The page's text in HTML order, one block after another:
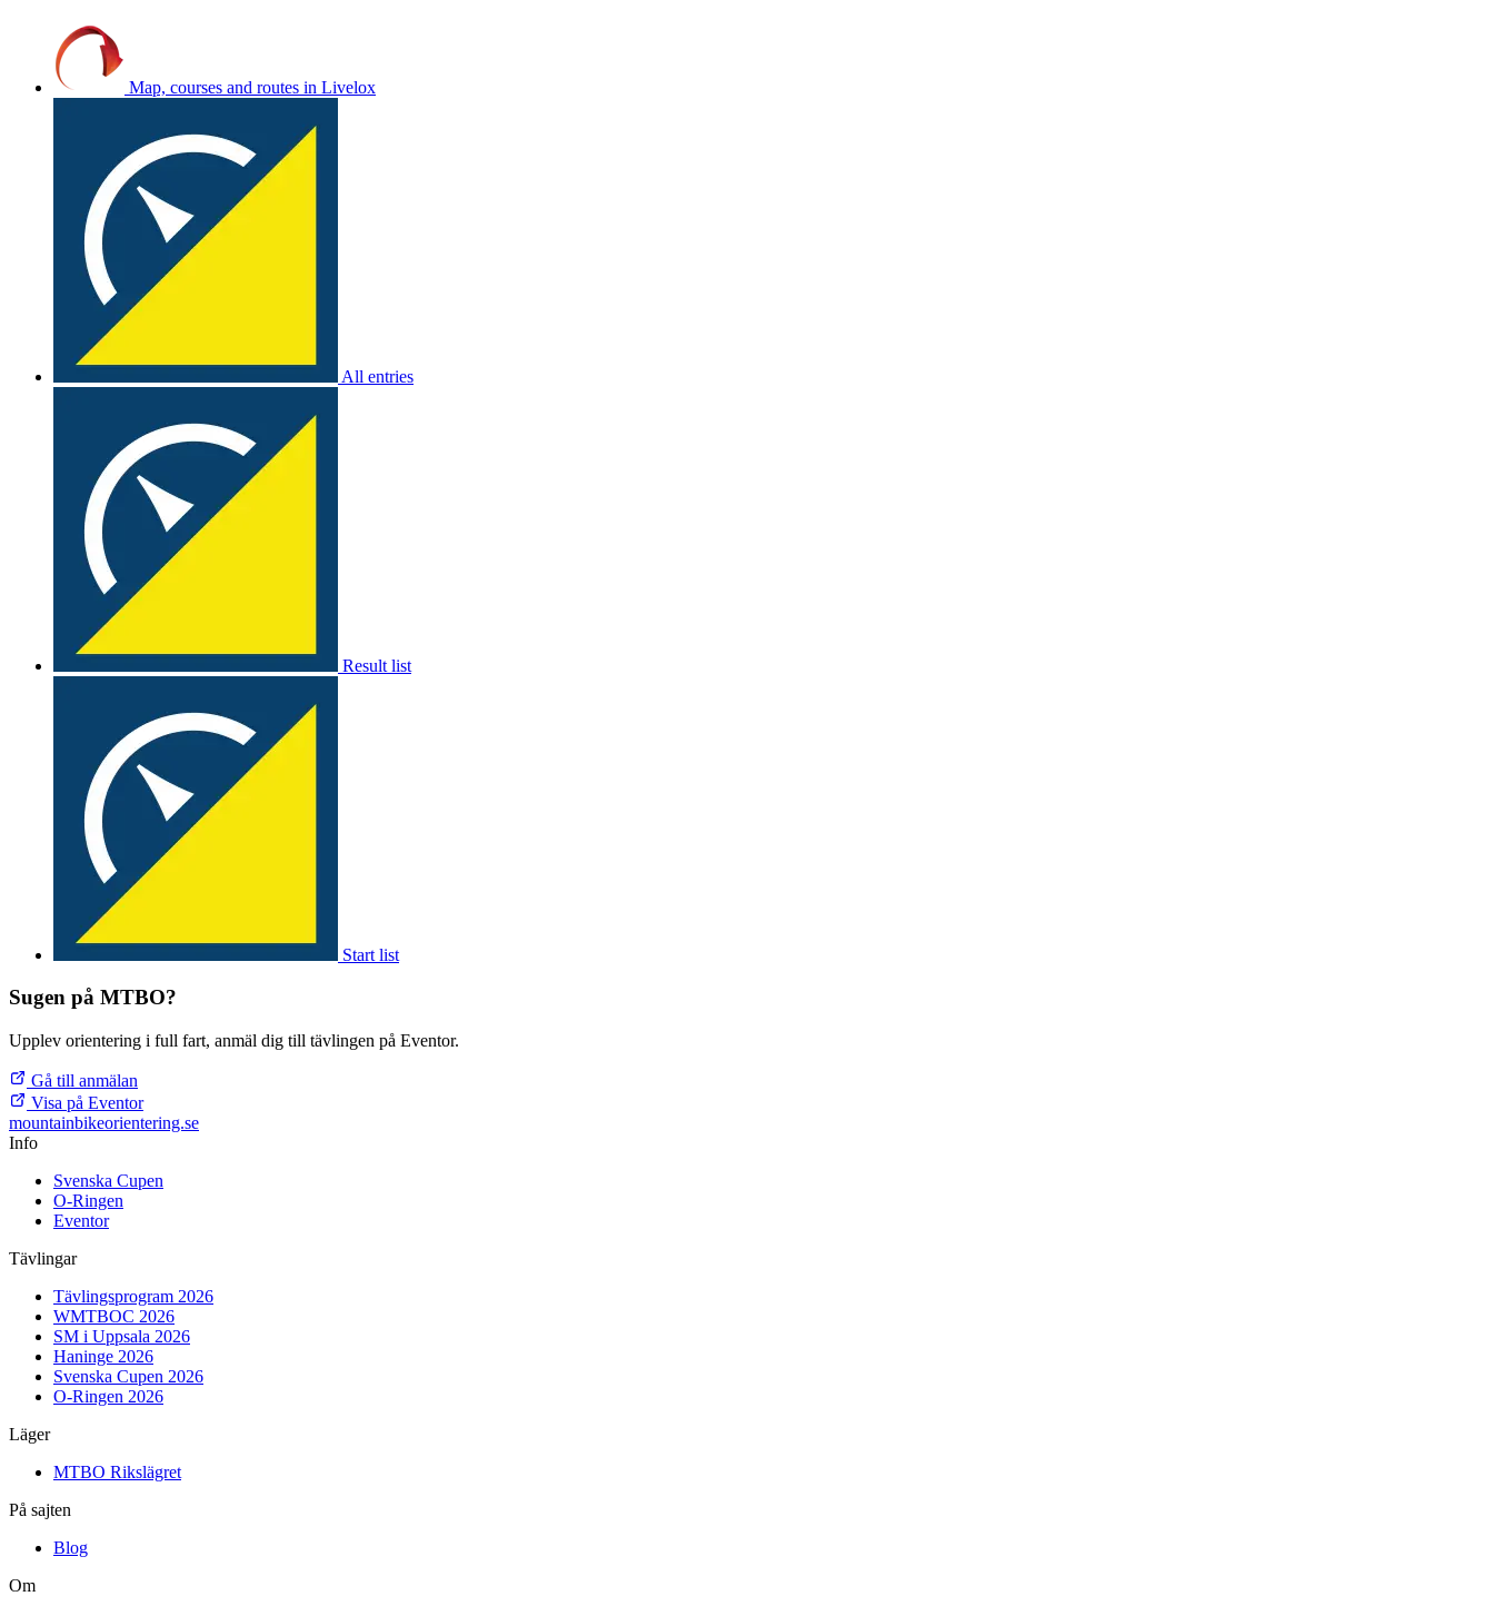
Map, courses and routes in Livelox
All entries
Result list
Start list
Sugen på MTBO?
Upplev orientering i full fart, anmäl dig till tävlingen på Eventor.
Gå till anmälan
Visa på Eventor
mountainbikeorientering.se
Info
Svenska Cupen
O-Ringen
Eventor
Tävlingar
Tävlingsprogram 2026
WMTBOC 2026
SM i Uppsala 2026
Haninge 2026
Svenska Cupen 2026
O-Ringen 2026
Läger
MTBO Rikslägret
På sajten
Blog
Om